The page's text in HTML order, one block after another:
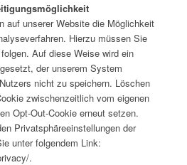
auf unserer Website die Möglichkeit
Hierzu müssen Sie
Auf diese Weise wird ein
der unserem System
nicht zu speichern. Löschen
zwischenzeitlich vom eigenen
Opt-Out-Cookie erneut setzen.
Privatsphäreeinstellungen der
unter folgendem Link:
.